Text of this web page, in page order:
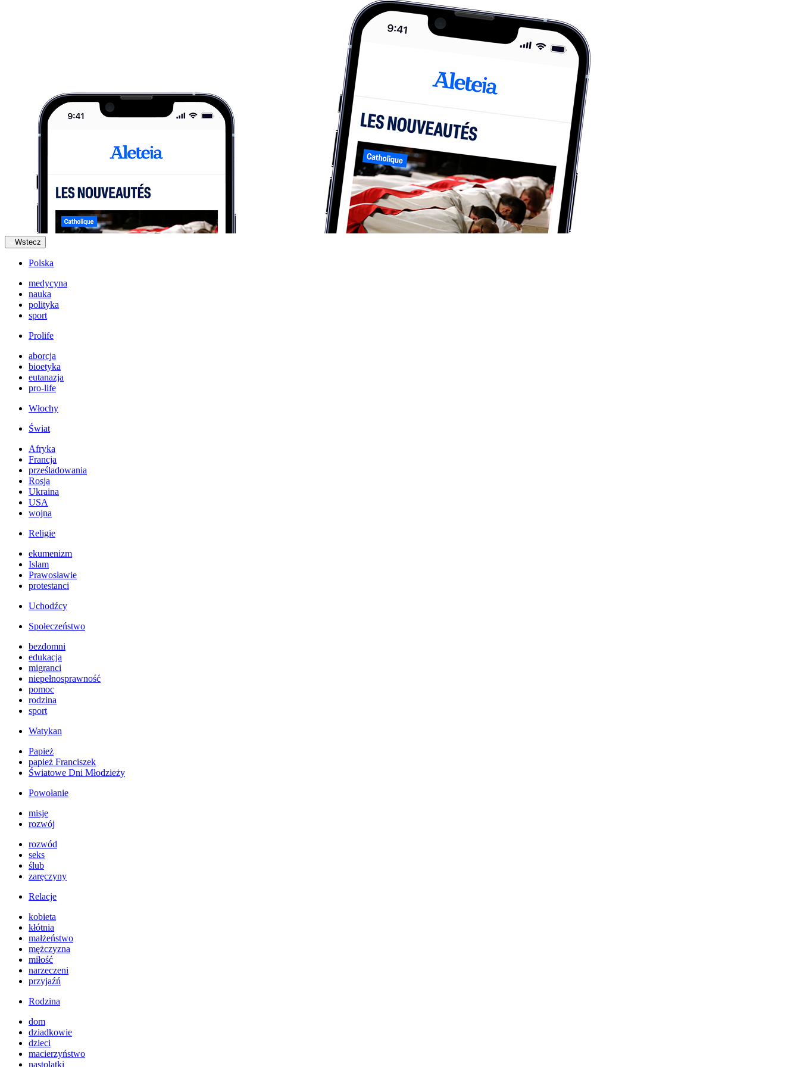
Wstecz
Polska
medycyna
nauka
polityka
sport
Prolife
aborcja
bioetyka
eutanazja
pro-life
Włochy
Świat
Afryka
Francja
prześladowania
Rosja
Ukraina
USA
wojna
Religie
ekumenizm
Islam
Prawosławie
protestanci
Uchodźcy
Społeczeństwo
bezdomni
edukacja
migranci
niepełnosprawność
pomoc
rodzina
sport
Watykan
Papież
papież Franciszek
Światowe Dni Młodzieży
Powołanie
misje
rozwój
rozwód
seks
ślub
zaręczyny
Relacje
kobieta
kłótnia
małżeństwo
mężczyzna
miłość
narzeczeni
przyjaźń
Rodzina
dom
dziadkowie
dzieci
macierzyństwo
nastolatki